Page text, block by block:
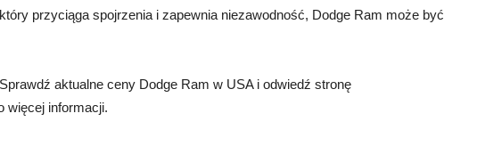
przyciąga spojrzenia i zapewnia niezawodność, Dodge Ram może być
aktualne ceny Dodge Ram w USA i odwiedź stronę
więcej informacji.